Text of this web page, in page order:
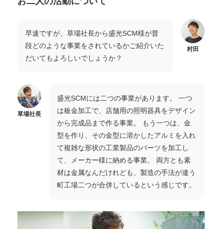
村田
早速ですが、草場社長から盛光SCM様が普
段どのような事業をされているかご紹介いた
だいてもよろしいでしょうか？
盛光SCMには二つの事業があります。 一つ
は板金加工で、店舗用の照明器具をデザイン
から完成品まで作る事業。 もう一つは、金
型を作り、その金型に溶かしたアルミを入れ
て複雑な形状の工業製品のパーツを加工し
て、メーカー様に納める事業。 両方とも素
材は金属なんだけれども、製造の手法が違う
町工場二つが合併しているという感じです。
草場社長